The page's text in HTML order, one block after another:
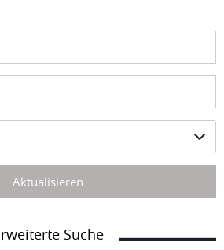
Aktualisieren
Suche